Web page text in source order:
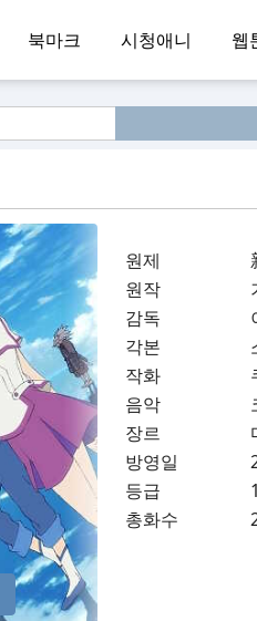
북마크 시청애니 웹
원제
원작
감독
각본
작화
음악
장르
방영일
등급
총화수